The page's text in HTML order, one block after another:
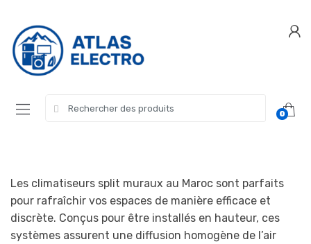
navigation
content
for:
0
Les climatiseurs split muraux au Maroc sont parfaits
pour rafraîchir vos espaces de manière efficace et
discrète. Conçus pour être installés en hauteur, ces
systèmes assurent une diffusion homogène de l’air